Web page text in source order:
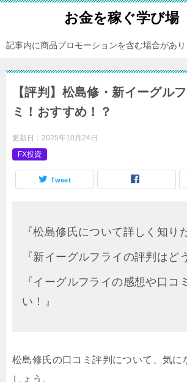
お金を稼ぐ学び場
記事内に商品プロモーションを含む場合があり
【評判】松島修・新イーグル
ミ！おすすめ！？
更新日： 2025年10月24日
FX投資
Tweet
『松島修氏について詳しく知り
『新イーグルフライの評判はど
『イーグルフライの感想や口コ
い！』
松島修氏の口コミ評判について、気に
しょう。